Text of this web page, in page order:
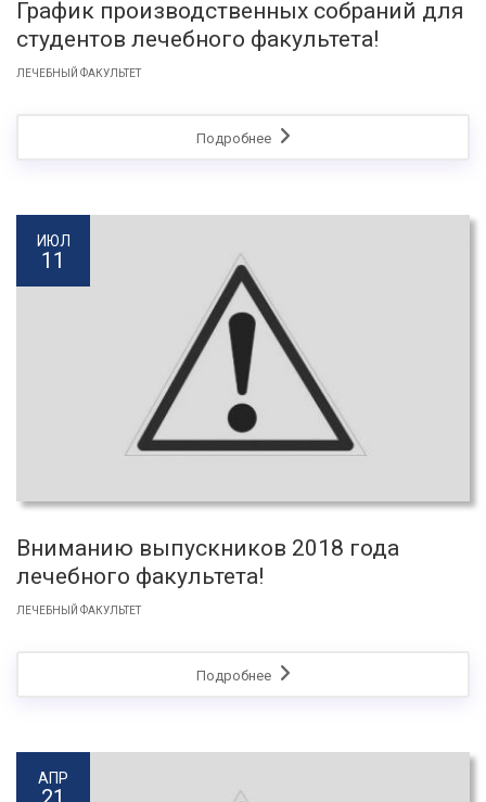
График производственных собраний для
студентов лечебного факультета!
ЛЕЧЕБНЫЙ ФАКУЛЬТЕТ
Подробнее
ИЮЛ
11
Вниманию выпускников 2018 года
лечебного факультета!
ЛЕЧЕБНЫЙ ФАКУЛЬТЕТ
Подробнее
АПР